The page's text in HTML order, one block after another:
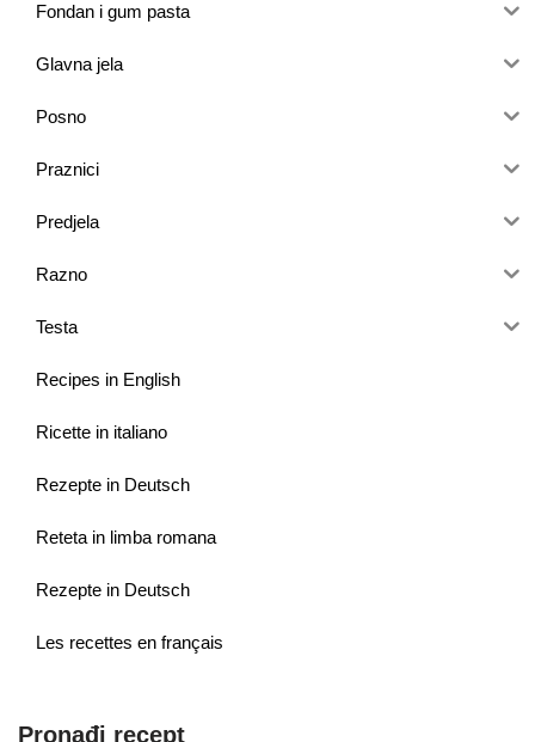
Fondan i gum pasta
Glavna jela
Posno
Praznici
Predjela
Razno
Testa
Recipes in English
Ricette in italiano
Rezepte in Deutsch
Reteta in limba romana
Rezepte in Deutsch
Les recettes en français
Pronađi recept